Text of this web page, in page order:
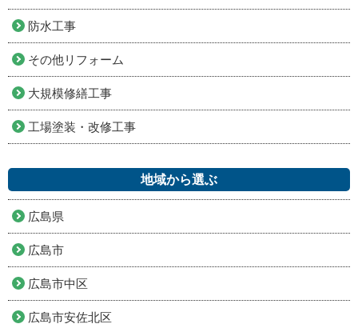
防水工事
その他リフォーム
大規模修繕工事
工場塗装・改修工事
地域から選ぶ
広島県
広島市
広島市中区
広島市安佐北区